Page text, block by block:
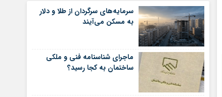
سرمایه‌های سرگردان از طلا و دلار
به مسکن می‌آیند
ماجرای شناسنامه‌ فنی و ملکی
ساختمان به کجا رسید؟